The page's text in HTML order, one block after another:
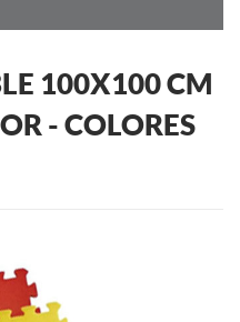
100X100 CM
- COLORES